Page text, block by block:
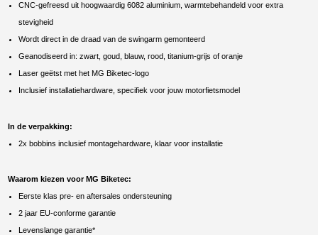
CNC‑gefreesd uit hoogwaardig 6082 aluminium, warmtebehandeld voor extra
stevigheid
Wordt direct in de draad van de swingarm gemonteerd
Geanodiseerd in: zwart, goud, blauw, rood, titanium‑grijs of oranje
Laser geëtst met het MG Biketec-logo
Inclusief installatiehardware, specifiek voor jouw motorfietsmodel
In de verpakking:
2x bobbins inclusief montagehardware, klaar voor installatie
Waarom kiezen voor MG Biketec:
Eerste klas pre- en aftersales ondersteuning
2 jaar EU-conforme garantie
Levenslange garantie*